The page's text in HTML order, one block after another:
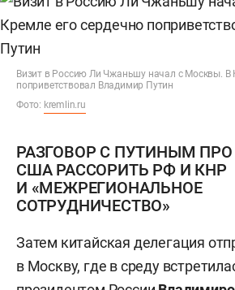
Визит в Россию Ли Чжаньшу начал с Москвы. В
поприветствовал Владимир Путин
Фото: kremlin.ru
РАЗГОВОР С ПУТИНЫМ
США РАССОРИТЬ РФ И КНР
И «МЕЖРЕГИОНАЛЬНОЕ
СОТРУДНИЧЕСТВО»
Затем китайская делегация
в Москву, где в среду